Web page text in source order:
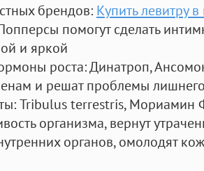
брендов: Купить левитру
помогут сделать
и яркой
роста: Динатроп,
и решат проблемы
Tribulus terrestris, Мориамин
организма, вернут
органов, омолодят